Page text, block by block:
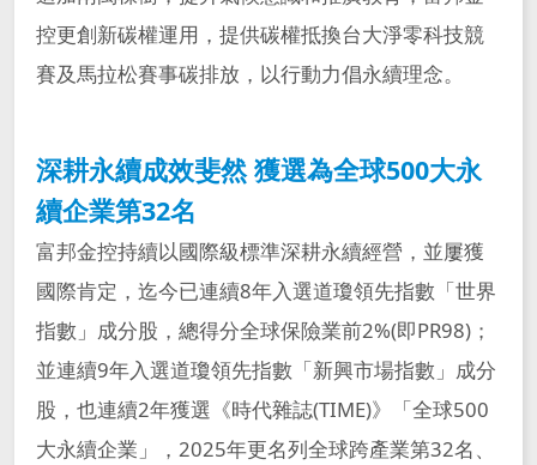
控更創新碳權運用，提供碳權抵換台大淨零科技競
賽及馬拉松賽事碳排放，以行動力倡永續理念。
深耕永續成效斐然 獲選為全球500大永
續企業第32名
富邦金控持續以國際級標準深耕永續經營，並屢獲
國際肯定，迄今已連續8年入選道瓊領先指數「世界
指數」成分股，總得分全球保險業前2%(即PR98)；
並連續9年入選道瓊領先指數「新興市場指數」成分
股，也連續2年獲選《時代雜誌(TIME)》「全球500
大永續企業」，2025年更名列全球跨產業第32名、